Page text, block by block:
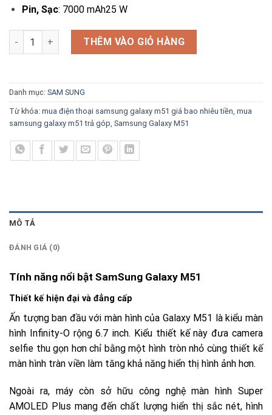
Pin, Sạc: 7000 mAh25 W
Điện thoại Samsung Galaxy M51 số lượng
THÊM VÀO GIỎ HÀNG
Danh mục: SAM SUNG
Từ khóa: mua điện thoại samsung galaxy m51 giá bao nhiêu tiền, mua
samsung galaxy m51 trả góp, Samsung Galaxy M51
MÔ TẢ
ĐÁNH GIÁ (0)
Tính năng nổi bật SamSung Galaxy M51
Thiết kế hiện đại và đẳng cấp
Ấn tượng ban đầu với màn hình của Galaxy M51 là kiểu màn
hình Infinity-O rộng 6.7 inch. Kiểu thiết kế này đưa camera
selfie thu gọn hơn chỉ bằng một hình tròn nhỏ cùng thiết kế
màn hình tràn viền làm tăng khả năng hiển thị hình ảnh hơn.
Ngoài ra, máy còn sở hữu công nghệ màn hình Super
AMOLED Plus mang đến chất lượng hiển thị sắc nét, hình